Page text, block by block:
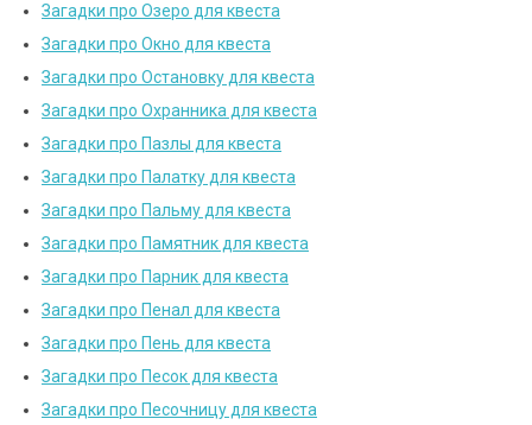
Загадки про Озеро для квеста
Загадки про Окно для квеста
Загадки про Остановку для квеста
Загадки про Охранника для квеста
Загадки про Пазлы для квеста
Загадки про Палатку для квеста
Загадки про Пальму для квеста
Загадки про Памятник для квеста
Загадки про Парник для квеста
Загадки про Пенал для квеста
Загадки про Пень для квеста
Загадки про Песок для квеста
Загадки про Песочницу для квеста